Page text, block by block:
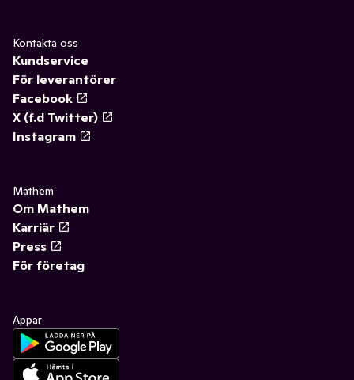
Kontakta oss
Kundservice
För leverantörer
Facebook
X (f.d Twitter)
Instagram
Mathem
Om Mathem
Karriär
Press
För företag
Appar